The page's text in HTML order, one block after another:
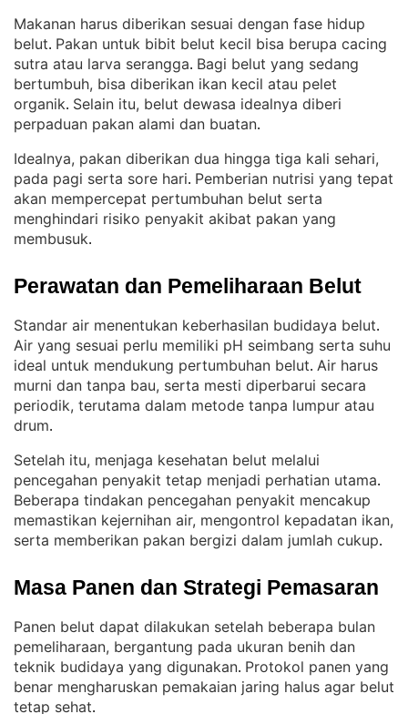
Makanan harus diberikan sesuai dengan fase hidup
belut. Pakan untuk bibit belut kecil bisa berupa cacing
sutra atau larva serangga. Bagi belut yang sedang
bertumbuh, bisa diberikan ikan kecil atau pelet
organik. Selain itu, belut dewasa idealnya diberi
perpaduan pakan alami dan buatan.
Idealnya, pakan diberikan dua hingga tiga kali sehari,
pada pagi serta sore hari. Pemberian nutrisi yang tepat
akan mempercepat pertumbuhan belut serta
menghindari risiko penyakit akibat pakan yang
membusuk.
Perawatan dan Pemeliharaan Belut
Standar air menentukan keberhasilan budidaya belut
Air yang sesuai perlu memiliki pH seimbang serta suhu
ideal untuk mendukung pertumbuhan belut. Air harus
murni dan tanpa bau, serta mesti diperbarui secara
periodik, terutama dalam metode tanpa lumpur atau
drum.
Setelah itu, menjaga kesehatan belut melalui
pencegahan penyakit tetap menjadi perhatian utama
Beberapa tindakan pencegahan penyakit mencakup
memastikan kejernihan air, mengontrol kepadatan ikan,
serta memberikan pakan bergizi dalam jumlah cukup.
Masa Panen dan Strategi Pemasaran
Panen belut dapat dilakukan setelah beberapa bulan
pemeliharaan, bergantung pada ukuran benih dan
teknik budidaya yang digunakan. Protokol panen yang
benar mengharuskan pemakaian jaring halus agar belut
tetap sehat.